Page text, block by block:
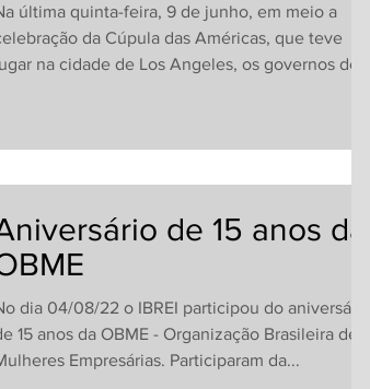
última quinta-feira, 9 de junho, em meio a
da Cúpula das Américas, que teve
na cidade de Los Angeles, os governos do...
de 15 anos da
dia 04/08/22 o IBREI participou do aniversário
15 anos da OBME - Organização Brasileira de
Empresárias. Participaram da...